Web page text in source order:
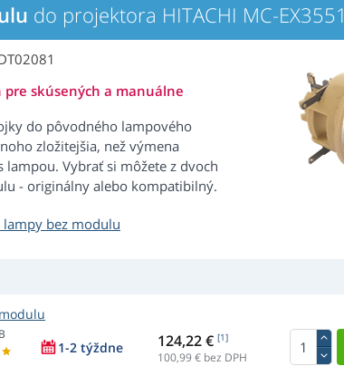
do projektora HITACHI MC-EX3551
skúsených a manuálne
do pôvodného lampového
zložitejšia, než výmena
Vybrať si môžete z dvoch
- originálny alebo kompatibilný.
lampy bez modulu
1-2 týždne 124,22 € [1]
100,99€ bez DPH